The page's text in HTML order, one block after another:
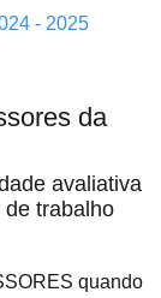
- 2025
da
avaliativa
trabalho
quando